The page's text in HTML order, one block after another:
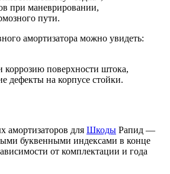
при маневрировании,
пути.
амортизатора можно увидеть:
поверхности штока,
дефекты на корпусе стойки.
амортизаторов для Шкоды Рапид —
буквенными индексами в конце
от комплектации и года